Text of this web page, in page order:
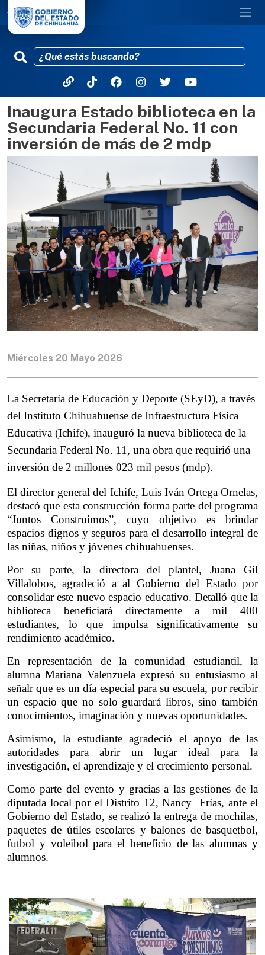
Pasar al contenido principal
Inaugura Estado biblioteca en la
Secundaria Federal No. 11 con
inversión de más de 2 mdp
Miércoles 20 Mayo 2026
La Secretaría de Educación y Deporte (SEyD), a través
del Instituto Chihuahuense de Infraestructura Física
Educativa (Ichife), inauguró la nueva biblioteca de la
Secundaria Federal No. 11, una obra que requirió una
inversión de 2 millones 023 mil pesos (mdp).
El director general del Ichife, Luis Iván Ortega Ornelas,
destacó que esta construcción forma parte del programa
“Juntos Construimos”, cuyo objetivo es brindar
espacios dignos y seguros para el desarrollo integral de
las niñas, niños y jóvenes chihuahuenses.
Por su parte, la directora del plantel, Juana Gil
Villalobos, agradeció a al Gobierno del Estado por
consolidar este nuevo espacio educativo. Detalló que la
biblioteca beneficiará directamente a mil 400
estudiantes, lo que impulsa significativamente su
rendimiento académico.
En representación de la comunidad estudiantil, la
alumna Mariana Valenzuela expresó su entusiasmo al
señalr que es un día especial para su escuela, por recibir
un espacio que no solo guardará libros, sino también
conocimientos, imaginación y nuevas oportunidades.
Asimismo, la estudiante agradeció el apoyo de las
autoridades para abrir un lugar ideal para la
investigación, el aprendizaje y el crecimiento personal.
Como parte del evento y gracias a las gestiones de la
diputada local por el Distrito 12, Nancy  Frías, ante el
Gobierno del Estado, se realizó la entrega de mochilas,
paquetes de útiles escolares y balones de basquetbol,
futbol y voleibol para el beneficio de las alumnas y
alumnos.